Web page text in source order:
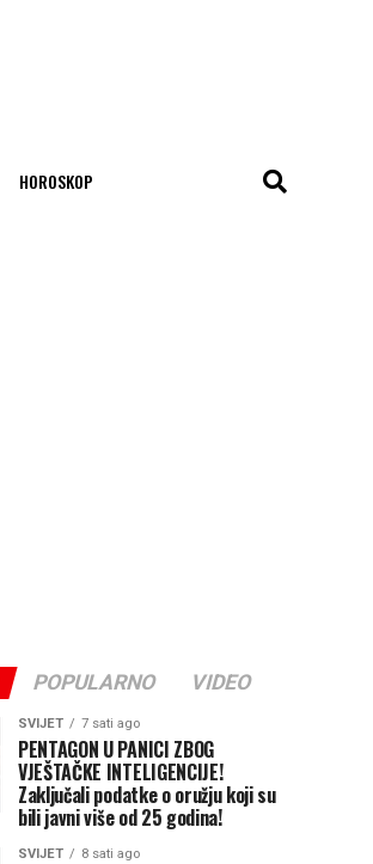
HOROSKOP
POPULARNO VIDEO
SVIJET 7 sati ago
PENTAGON U PANICI ZBOG
VJEŠTAČKE INTELIGENCIJE!
Zaključali podatke o oružju koji su
bili javni više od 25 godina!
SVIJET 8 sati ago